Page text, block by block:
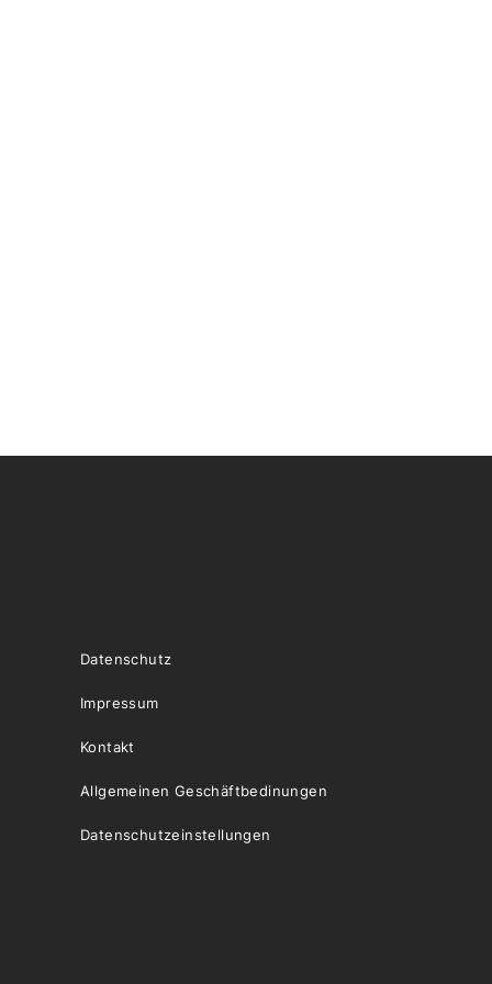
Datenschutz
Impressum
Kontakt
Allgemeinen Geschäftbedinungen
Datenschutzeinstellungen